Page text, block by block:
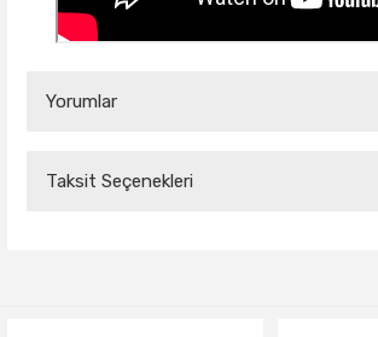
Yorumlar
Taksit Seçenekleri